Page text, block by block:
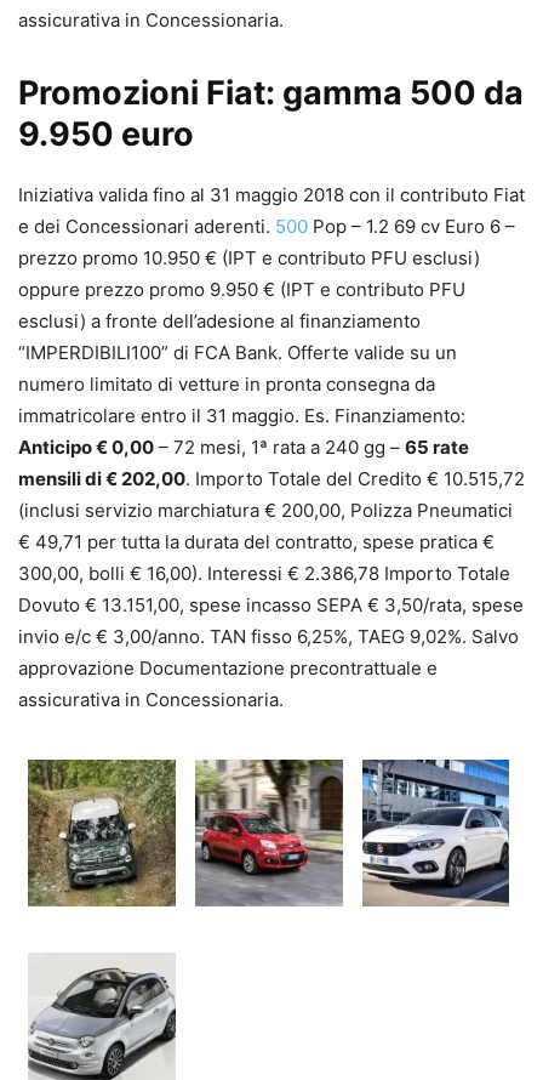
assicurativa in Concessionaria.
Promozioni Fiat: gamma 500 da
9.950 euro
Iniziativa valida fino al 31 maggio 2018 con il contributo Fiat
e dei Concessionari aderenti. 500 Pop – 1.2 69 cv Euro 6 –
prezzo promo 10.950 € (IPT e contributo PFU esclusi)
oppure prezzo promo 9.950 € (IPT e contributo PFU
esclusi) a fronte dell’adesione al finanziamento
“IMPERDIBILI100” di FCA Bank. Offerte valide su un
numero limitato di vetture in pronta consegna da
immatricolare entro il 31 maggio. Es. Finanziamento:
Anticipo € 0,00 – 72 mesi, 1ª rata a 240 gg – 65 rate
mensili di € 202,00. Importo Totale del Credito € 10.515,72
(inclusi servizio marchiatura € 200,00, Polizza Pneumatici
€ 49,71 per tutta la durata del contratto, spese pratica €
300,00, bolli € 16,00). Interessi € 2.386,78 Importo Totale
Dovuto € 13.151,00, spese incasso SEPA € 3,50/rata, spese
invio e/c € 3,00/anno. TAN fisso 6,25%, TAEG 9,02%. Salvo
approvazione Documentazione precontrattuale e
assicurativa in Concessionaria.